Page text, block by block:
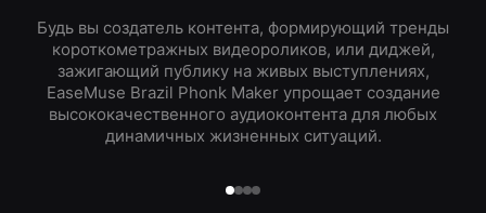
Будь вы создатель контента, формирующий тренды
короткометражных видеороликов, или диджей,
зажигающий публику на живых выступлениях,
EaseMuse Brazil Phonk Maker упрощает создание
высококачественного аудиоконтента для любых
динамичных жизненных ситуаций.